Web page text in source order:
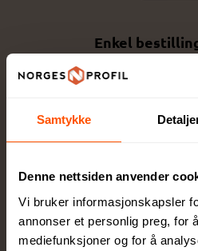
Samtykke
Denne nettsiden anvender
Vi bruker informasjonskapsler
annonser et personlig preg, for
mediefunksjoner og for å
Enkel
Velg produkt,
Design og
Få eksperthjelp av